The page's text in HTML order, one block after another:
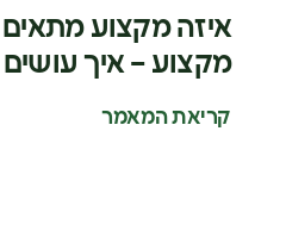
איזה מקצוע מתאים
מקצוע – איך עושים
קריאת המאמר